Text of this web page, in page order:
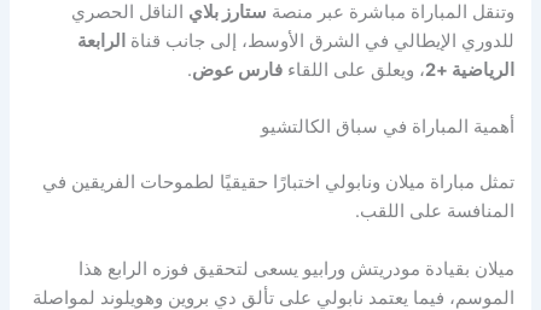
وتنقل المباراة مباشرة عبر منصة ستارز بلاي الناقل الحصري
للدوري الإيطالي في الشرق الأوسط، إلى جانب قناة الرابعة
الرياضية +2 ، ويعلق على اللقاءفارس عوض.
أهمية المباراة في سباق الكالتشيو
تمثل مباراة ميلان ونابولي اختبارًا حقيقيًا لطموحات الفريقين في
المنافسة على اللقب.
ميلان بقيادة مودريتش ورابيو يسعى لتحقيق فوزه الرابع هذا
الموسم، فيما يعتمد نابولي على تألق دي بروين وهويلوند لمواصلة